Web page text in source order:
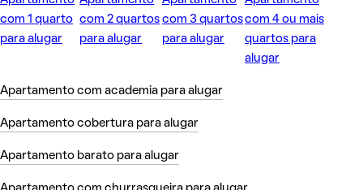
com 1 quarto
para alugar
com 2 quartos
para alugar
com 3 quartos
para alugar
com 4 ou mais
quartos para
alugar
Apartamento com academia para alugar
Apartamento cobertura para alugar
Apartamento barato para alugar